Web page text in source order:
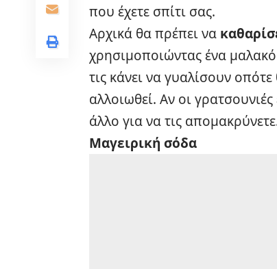
που έχετε σπίτι σας.
Αρχικά θα πρέπει να
χρησιμοποιώντας ένα μαλακό
τις κάνει να γυαλίσουν
αλλοιωθεί. Αν οι γρατσουνιές
άλλο για να τις
Μαγειρική σόδα